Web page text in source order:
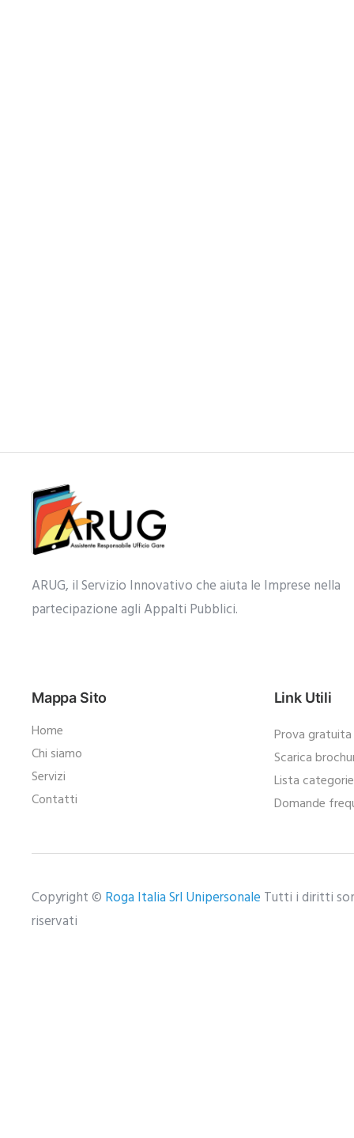
ARUG, il Servizio Innovativo che aiuta le Imprese nella
partecipazione agli Appalti Pubblici.​
Mappa Sito
Home
Chi siamo
Servizi
Contatti
Link Utili
Prova gratuita
Scarica
Lista
Domande
Copyright © Roga Italia Srl Unipersonale Tutti i diritti
riservati